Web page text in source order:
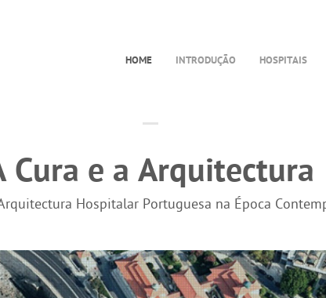
HOME INTRODUÇÃO HOSPITAIS
Cura e a Arquitectura
Hospitalar Portuguesa na Época